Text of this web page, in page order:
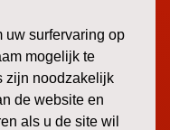
uw surfervaring op
mogelijk te
zijn noodzakelijk
de website en
als u de site wil
niets!